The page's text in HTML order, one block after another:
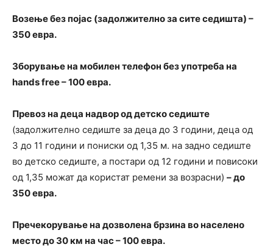
Возење без појас (задолжително за сите седишта) –
350 евра.
Зборување на мобилен телефон без употреба на
hands free – 100 евра.
Превоз на деца надвор од детско седиште
(задолжително седиште за деца до 3 години, деца од
3 до 11 години и пониски од 1,35 м. на задно седиште
во детско седиште, а постари од 12 години и повисоки
од 1,35 можат да користат ремени за возрасни) – до
350 евра.
Пречекорување на дозволена брзина во населено
место до 30 км на час – 100 евра.